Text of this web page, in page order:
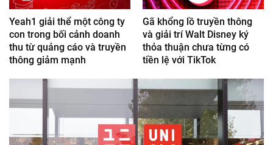
Yeah1 giải thể một công ty
con trong bối cảnh doanh
thu từ quảng cáo và truyền
thông giảm mạnh
Gã khổng lồ truyền thông
và giải trí Walt Disney ký
thỏa thuận chưa từng có
tiền lệ với TikTok